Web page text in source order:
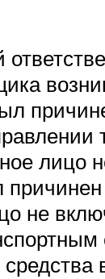
лицо
не